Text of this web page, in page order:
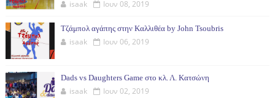
isaak Ιουν 08, 2019
Τζάμπολ αγάπης στην Καλλιθέα by John Tsoubris
isaak Ιουν 06, 2019
Dads vs Daughters Game στο κλ. Λ. Κατσώνη
isaak Ιουν 02, 2019